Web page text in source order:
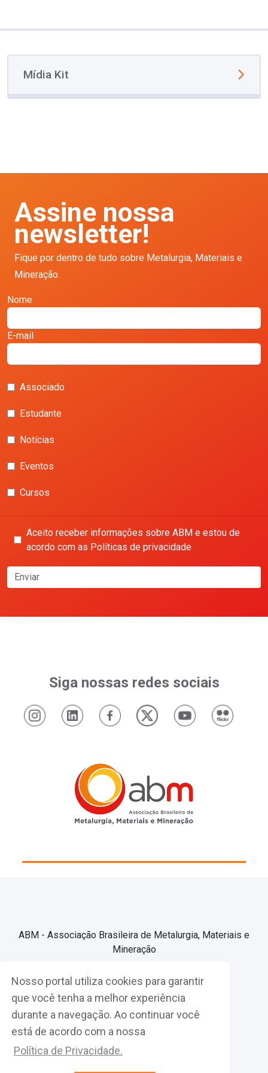
Nosso portal utiliza cookies para garantir
que você tenha a melhor experiência
durante a navegação. Ao continuar você
está de acordo com a nossa
Política de Privacidade.
Mídia Kit
Assine nossa
newsletter!
Fique por dentro de tudo sobre Metalurgia, Materiais e
Mineração.
Nome
E-mail
Associado
Estudante
Notícias
Eventos
Cursos
Aceito receber informações sobre ABM e estou de
acordo com as Políticas de privacidade
Enviar
Siga nossas redes sociais
ABM - Associação Brasileira de Metalurgia, Materiais e
Mineração
Associe-se
Fazer Login